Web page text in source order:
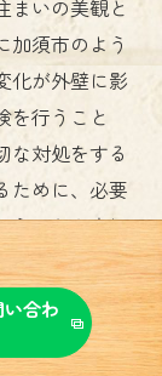
まいの美観と
加須市のよう
化が外壁に影
を行うこと
な対処をする
ために、必要
うことも大切
高め、長く安
合わ